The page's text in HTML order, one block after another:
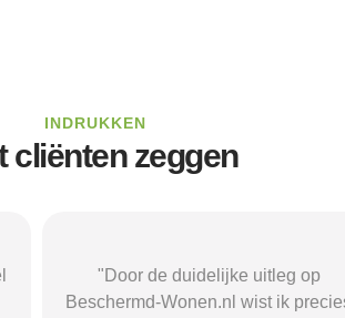
INDRUKKEN
cliënten zeggen
"Ik was onzeker en verdwaald in alle
termen en opties. Beschermd-